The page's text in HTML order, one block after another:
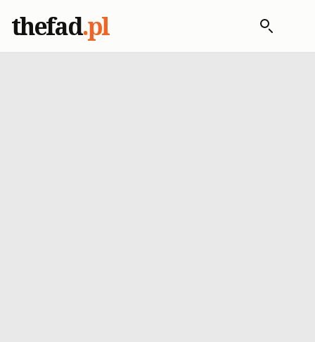
thefad.pl